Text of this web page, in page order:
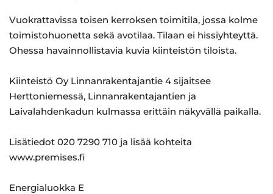
Vuokrattavissa toisen kerroksen toimitila, jossa kolme
toimistohuonetta sekä avotilaa. Tilaan ei hissiyhteyttä.
Ohessa havainnollistavia kuvia kiinteistön tiloista.
Kiinteistö Oy Linnanrakentajantie 4 sijaitsee
Herttoniemessä, Linnanrakentajantien ja
Laivalahdenkadun kulmassa erittäin näkyvällä paikalla.
Lisätiedot 020 7290 710 ja lisää kohteita
www.premises.fi
Energialuokka E